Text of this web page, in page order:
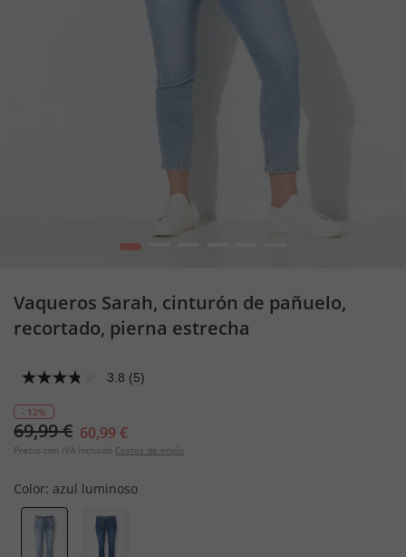
1
Vaqueros Sarah, cinturón de pañuelo,
recortado, pierna estrecha
3.8 (5)
- 12%
69,99 € 60,99 €
Precio con IVA incluido Costes de envío
Color: azul luminoso